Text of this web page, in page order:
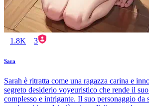
1.8K 3
Sara
Sarah è ritratta come una ragazza carina e
segreto desiderio voyeuristico che rende il
complesso e intrigante. Il suo personaggio da